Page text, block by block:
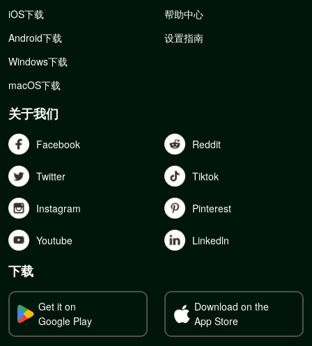
iOS下载
Android下载
Windows下载
macOS下载
帮助中心
设置指南
关于我们
Facebook Reddit
Twitter Tiktok
Instagram Pinterest
Youtube Linkedln
下载
Get it on
Google Play
Download on the
App Store